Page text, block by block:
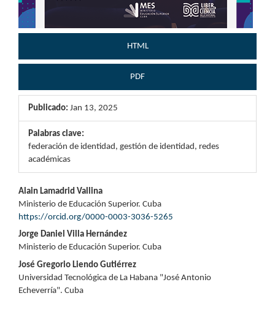
HTML
PDF
Publicado: Jan 13, 2025
Palabras clave:
federación de identidad, gestión de identidad, redes
académicas
Contenido
principal
del
artículo
Alain Lamadrid Vallina
Ministerio de Educación Superior. Cuba
https://orcid.org/0000-0003-3036-5265
Jorge Daniel Villa Hernández
Ministerio de Educación Superior. Cuba
José Gregorio Liendo Gutiérrez
Universidad Tecnológica de La Habana "José Antonio
Echeverría". Cuba